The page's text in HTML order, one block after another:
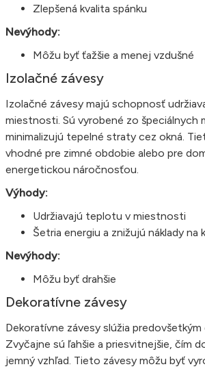
Zlepšená kvalita spánku
Nevýhody:
Môžu byť ťažšie a menej vzdušné
Izolačné závesy
Izolačné závesy majú schopnosť
miestnosti. Sú vyrobené zo špeciálnych
minimalizujú tepelné straty cez okná.
vhodné pre zimné obdobie alebo pre
energetickou náročnosťou.
Výhody:
Udržiavajú teplotu v miestnosti
Šetria energiu a znižujú náklady na
Nevýhody:
Môžu byť drahšie
Dekoratívne závesy
Dekoratívne závesy slúžia
Zvyčajne sú ľahšie a priesvitnejšie, čím
jemný vzhľad. Tieto závesy môžu byť